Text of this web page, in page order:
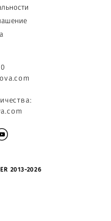
2013-2026